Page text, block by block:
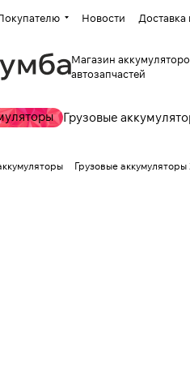
Новости Доставка
Магазин
автозапчастей
Грузовые
Грузовые